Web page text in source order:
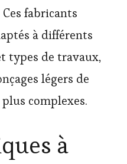
fabricants
à différents
types de travaux,
légers de
complexes.
à